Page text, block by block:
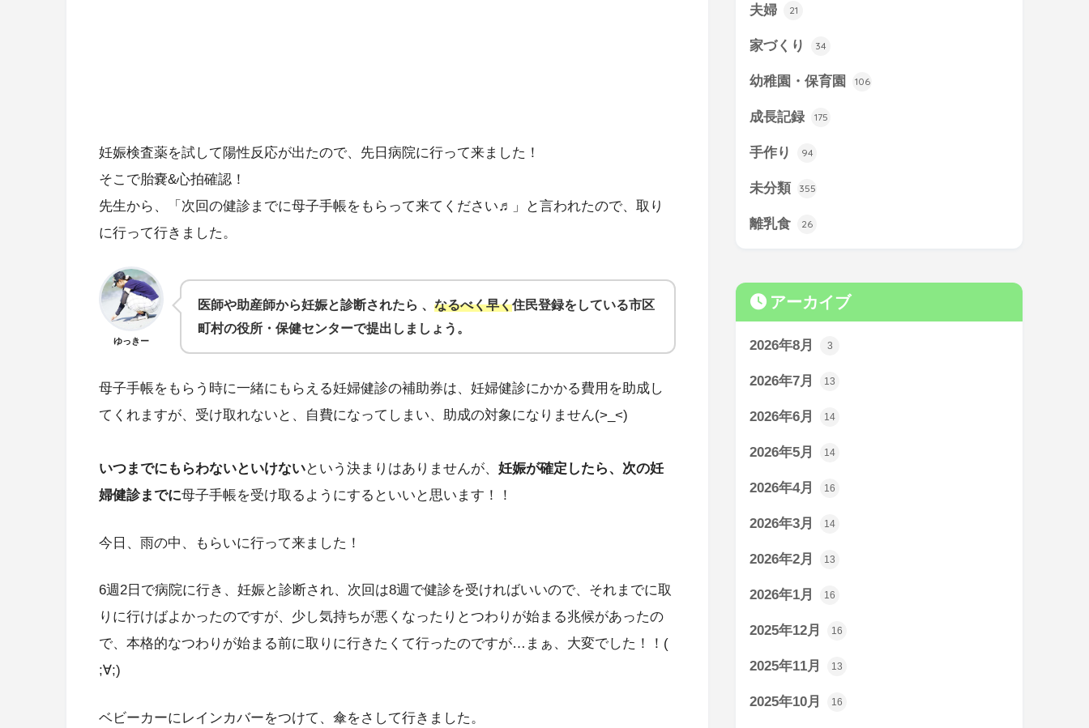
妊娠検査薬を試して陽性反応が出たので、先日病院に行って来ました！
そこで胎嚢&心拍確認！
先生から、「次回の健診までに母子手帳をもらって来てください♬」と言われたので、取り
に行って行きました。
ゆっきー
医師や助産師から妊娠と診断されたら 、 なるべく早く住民登録をしている市区
町村の役所・保健センターで提出しましょう。
母子手帳をもらう時に一緒にもらえる妊婦健診の補助券は、妊婦健診にかかる費用を助成し
てくれますが、受け取れないと、自費になってしまい、助成の対象になりません(>_<)
いつまでにもらわないといけないという決まりはありませんが、 妊娠が確定したら、次の妊
婦健診までに母子手帳を受け取るようにするといいと思います！！
今日、雨の中、もらいに行って来ました！
6週2日で病院に行き、妊娠と診断され、次回は8週で健診を受ければいいので、それまでに取
りに行けばよかったのですが、少し気持ちが悪くなったりとつわりが始まる兆候があったの
で、本格的なつわりが始まる前に取りに行きたくて行ったのですが…まぁ、大変でした！！(
;∀;)
ベビーカーにレインカバーをつけて、傘をさして行きました。
夫婦 21
家づくり 34
幼稚園・保育園 106
成長記録 175
手作り 94
未分類 355
離乳食 26
アーカイブ
2026年8月 3
2026年7月 13
2026年6月 14
2026年5月 14
2026年4月 16
2026年3月 14
2026年2月 13
2026年1月 16
2025年12月 16
2025年11月 13
2025年10月 16